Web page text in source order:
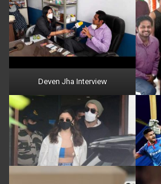
Deven Jha Interview